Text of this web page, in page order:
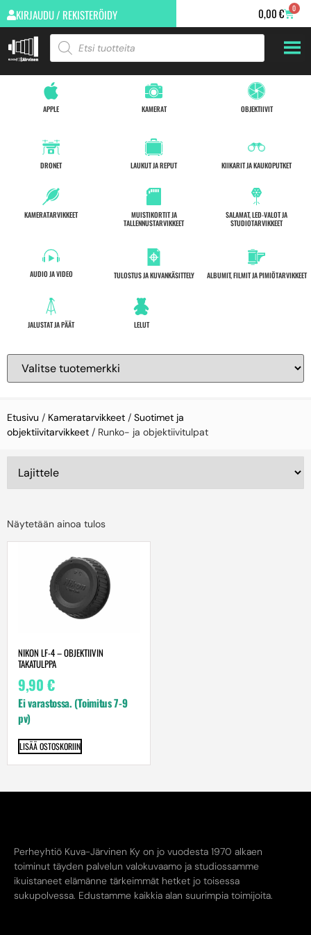
KIRJAUDU / REKISTERÖIDY 0,00€ 0
APPLE
DRONET
KAMERAT
LAUKUT JA REPUT
OBJEKTIIVIT
KIIKARIT JA KAUKOPUTKET
KAMERATARVIKKEET
AUDIO JA VIDEO
MUISTIKORTIT JA
TALLENNUSTARVIKKEET
TULOSTUS JA KUVANKÄSITTELY
SALAMAT, LED-VALOT JA
STUDIOTARVIKKEET
ALBUMIT, FILMIT JA PIMIÖTARVIKKEET
JALUSTAT JA PÄÄT LELUT
Etusivu / Kameratarvikkeet / Suotimet ja
objektiivitarvikkeet / Runko- ja objektiivitulpat
Näytetään ainoa tulos
NIKON LF-4 – OBJEKTIIVIN
TAKATULPPA
9,90 €
Ei varastossa. (Toimitus 7-9
pv)
LISÄÄ OSTOSKORIIN
Perheyhtiö Kuva-Järvinen Ky on jo vuodesta 1970 alkaen
toiminut täyden palvelun valokuvaamo ja studiossamme
ikuistaneet elämänne tärkeimmät hetket jo toisessa
sukupolvessa. Edustamme kaikkia alan suurimpia toimijoita.